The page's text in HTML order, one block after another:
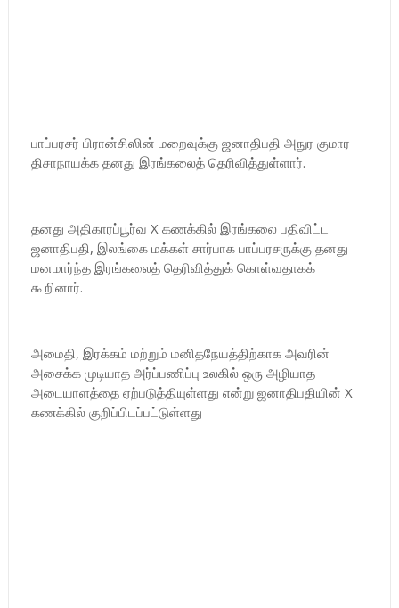
பாப்பரசர் பிரான்சிஸின் மறைவுக்கு ஜனாதிபதி அநுர குமார
திசாநாயக்க தனது இரங்கலைத் தெரிவித்துள்ளார்.
தனது அதிகாரப்பூர்வ X கணக்கில் இரங்கலை பதிவிட்ட
ஜனாதிபதி, இலங்கை மக்கள் சார்பாக பாப்பரசருக்கு தனது
மனமார்ந்த இரங்கலைத் தெரிவித்துக் கொள்வதாகக்
கூறினார்.
அமைதி, இரக்கம் மற்றும் மனிதநேயத்திற்காக அவரின்
அசைக்க முடியாத அர்ப்பணிப்பு உலகில் ஒரு அழியாத
அடையாளத்தை ஏற்படுத்தியுள்ளது என்று ஜனாதிபதியின் X
கணக்கில் குறிப்பிடப்பட்டுள்ளது